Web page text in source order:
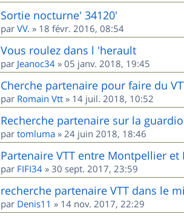
Sortie nocturne' 34120'
par VV. » 18 févr. 2016, 08:54
Vous roulez dans l 'herault
par Jeanoc34 » 05 janv. 2018, 19:45
Cherche partenaire pour faire du
par Romain Vtt » 14 juil. 2018, 10:52
Recherche partenaire sur la
par tomluma » 24 juin 2018, 18:46
Partenaire VTT entre Montpellier et
par FIFI34 » 30 sept. 2017, 23:59
recherche partenaire VTT dans le
par Denis11 » 14 nov. 2017, 22:29